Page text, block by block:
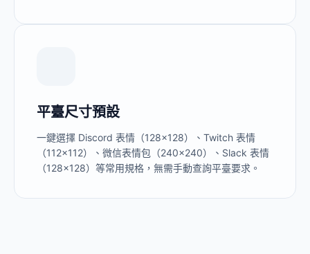
平臺尺寸預設
一鍵選擇 Discord 表情（128×128）、Twitch 表情
（112×112）、微信表情包（240×240）、Slack 表情
（128×128）等常用規格，無需手動查詢平臺要求。